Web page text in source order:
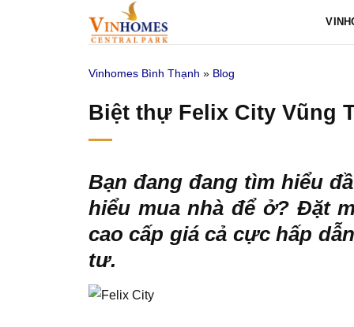
Vinhomes Bình Thạnh » Blog
Biệt thự Felix City Vũng
Bạn đang đang tìm hiểu
hiểu mua nhà để ở? Đặt
cao cấp giá cả cực hấp
tư.